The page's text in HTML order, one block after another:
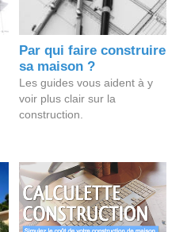
Par qui faire construire
sa maison ?
Les guides vous aident à y
voir plus clair sur la
construction.